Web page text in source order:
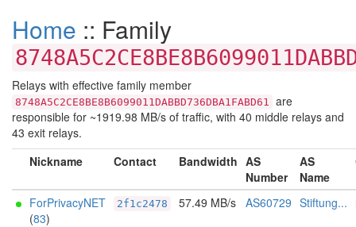
Home :: Family
Relays with effective family member
8748A5C2CE8BE8B6099011DABBD736DBA1FABD61 are
responsible for ~1919.98 MB/s of traffic, with 40 middle relays and
43 exit relays.
Nickname
Contact Bandwidth AS
Number
AS
Name
ForPrivacyNET
(83)
2f1c2478 57.49 MB/s AS60729 Stiftung...